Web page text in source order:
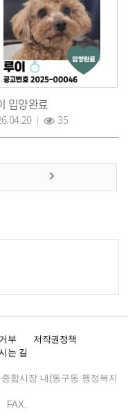
입양완료
35
부
저작권정책
는 길
합시장 내(동구동 행정복지
FAX.